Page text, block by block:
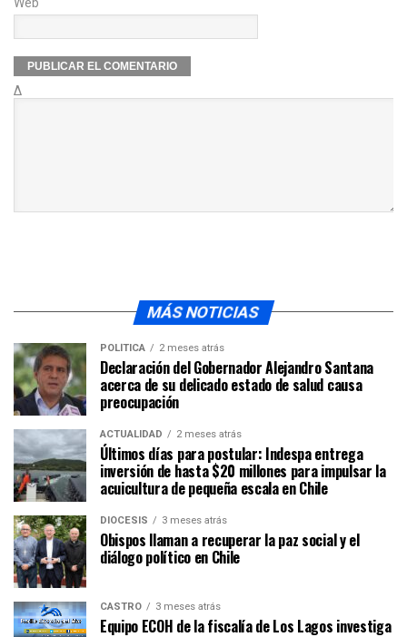
Δ
MÁS NOTICIAS
POLÍTICA 2 meses atrás
Declaración del Gobernador Alejandro Santana
acerca de su delicado estado de salud causa
preocupación
ACTUALIDAD 2 meses atrás
Últimos días para postular: Indespa entrega
inversión de hasta $20 millones para impulsar la
acuicultura de pequeña escala en Chile
DIÓCESIS 3 meses atrás
Obispos llaman a recuperar la paz social y el
diálogo político en Chile
CASTRO 3 meses atrás
Equipo ECOH de la fiscalía de Los Lagos investiga